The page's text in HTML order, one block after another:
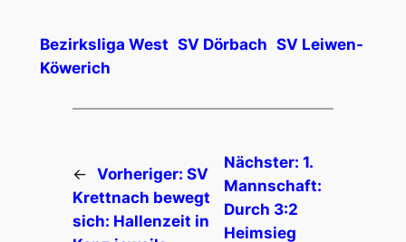
Bezirksliga West SV Dörbach SV Leiwen-
Köwerich
← Vorheriger: SV
Krettnach bewegt
sich: Hallenzeit in
Nächster: 1.
Mannschaft:
Durch 3:2
Heimsieg